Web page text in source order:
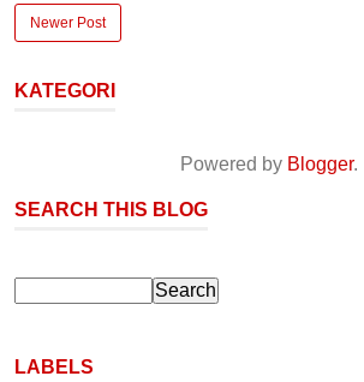
Newer Post
KATEGORI
Powered by Blogger.
SEARCH THIS BLOG
LABELS